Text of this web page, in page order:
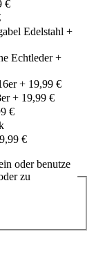
€
Edelstahl +
Echtleder+
+ 19,99 €
+ 19,99 €
€
€
oder benutze
zu